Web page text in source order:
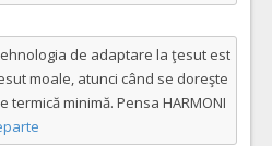
de adaptare la ţesut est
moale, atunci când se doreşte
minimă. Pensa HARMONI